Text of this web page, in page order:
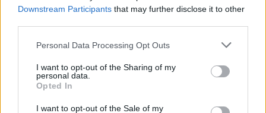
Downstream Participants that may further disclose it to other
Please note that this website/app uses one or more Google
not limited to your visit or usage behaviour. You may click to
grant or deny consent to Google and its third-party tags to
use your data for below specified purposes in below Google
consent section.
Personal Data Processing Opt Outs
I want to opt-out of the Sharing of my
personal data.
Opted In
I want to opt-out of the Sale of my
Μήλος: «Πάρκαρε» ελικόπτερο στο
Σαρακήνικο και πήγε για μπάνιο με την